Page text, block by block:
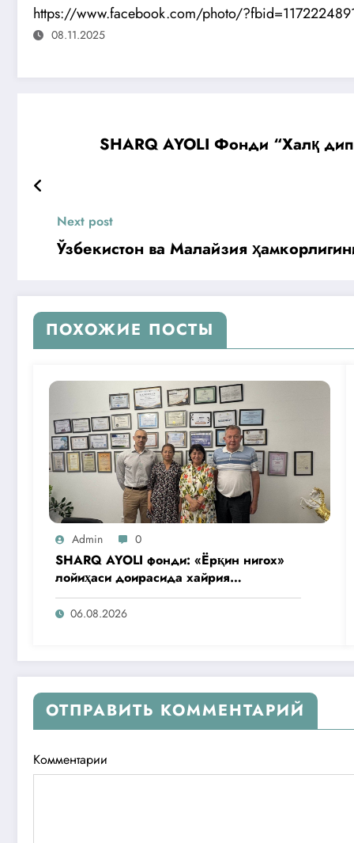
https://www.facebook.com/photo/
08.11.2025
SHARQ AYOLI Фонди “Халқ
Next post
Ўзбекистон ва Малайзия
ПОХОЖИЕ ПОСТЫ
Admin 0
SHARQ AYOLI фонди: «Ёрқин нигох»
лойиҳаси доирасида хайрия
операциялари ўтказилади
06.08.2026
ОТПРАВИТЬ КОММЕНТАРИЙ
Комментарии